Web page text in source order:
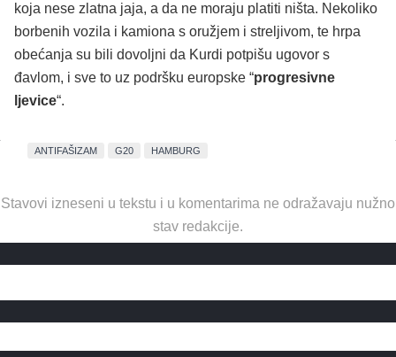
koja nese zlatna jaja, a da ne moraju platiti ništa. Nekoliko
borbenih vozila i kamiona s oružjem i streljivom, te hrpa
obećanja su bili dovoljni da Kurdi potpišu ugovor s
đavlom, i sve to uz podršku europske “progresivne
ljevice“.
ANTIFAŠIZAM G20 HAMBURG
Stavovi izneseni u tekstu i u komentarima ne odražavaju nužno
stav redakcije.